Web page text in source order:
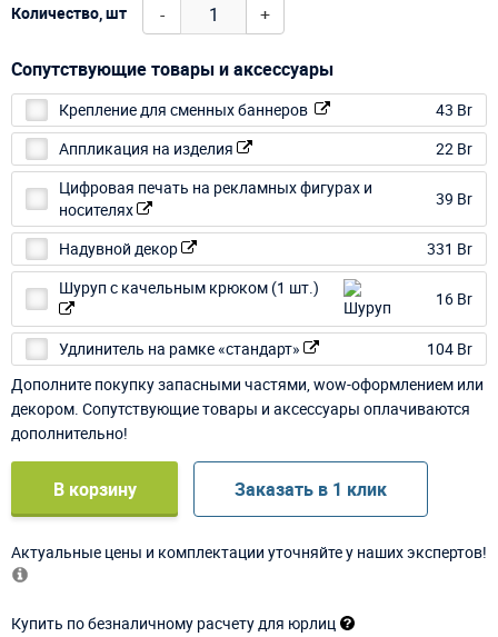
Количество, шт - +
Сопутствующие товары и аксессуары
Крепление для сменных баннеров
43 Br
Аппликация на изделия
22 Br
Цифровая печать на рекламных фигурах и
носителях
39 Br
Надувной декор
331 Br
Шуруп с качельным крюком (1 шт.)
16 Br
Удлинитель на рамке «стандарт»
104 Br
Дополните покупку запасными частями, wow-оформлением или
декором. Сопутствующие товары и аксессуары оплачиваются
дополнительно!
В корзину Заказать в 1 клик
Актуальные цены и комплектации уточняйте у наших экспертов!
Купить по безналичному расчету для юрлиц